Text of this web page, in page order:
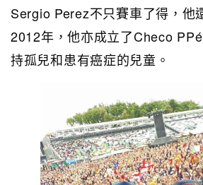
Sergio Perez不只賽車了得，他
2012年，他亦成立了Checo
持孤兒和患有癌症的兒童。